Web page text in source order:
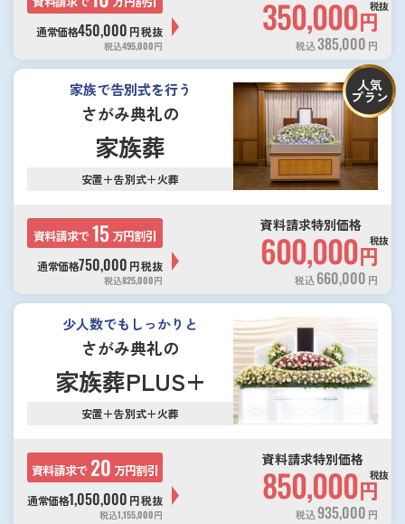
通常価格450,000 円税抜
税込495,000円
350,000円
税抜
税込385,000 円
家族で告別式を行う
さがみ典礼の
家族葬
安置＋告別式＋火葬
人気
プラン
資料請求で15 万円割引
通常価格750,000 円税抜
税込825,000円
資料請求特別価格
600,000円
税抜
税込660,000 円
少人数でもしっかりと
さがみ典礼の
家族葬PLUS+
安置＋告別式＋火葬
資料請求で 20 万円割引
通常価格1,050,000 円税抜
税込1,155,000円
資料請求特別価格
850,000円
税抜
税込935,000 円